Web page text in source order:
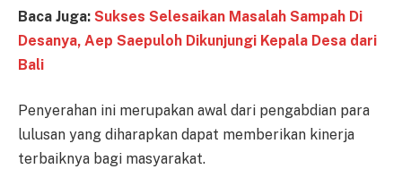
Baca Juga: Sukses Selesaikan Masalah Sampah Di
Desanya, Aep Saepuloh Dikunjungi Kepala Desa dari
Bali
Penyerahan ini merupakan awal dari pengabdian para
lulusan yang diharapkan dapat memberikan kinerja
terbaiknya bagi masyarakat.